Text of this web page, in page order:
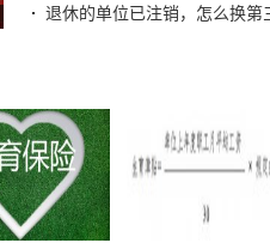
单位”称号
减活动启动 全场景扫码
卡加载数字人民币的技术
社保权威解答
指什么意思
疗保险买什么险种
退休的单位已注销，怎么换